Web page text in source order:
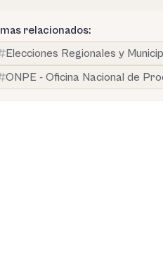
relacionados:
Elecciones Regionales y
ONPE - Oficina Nacional de